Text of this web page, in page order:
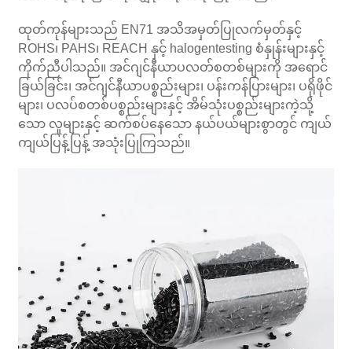
ထုတ်ကုန်များသည် EN71 အသိအမှတ်ပြုလက်မှတ်နှင့်
ROHS၊ PAHS၊ REACH နှင့် halogentesting စံနှုန်းများနှင့်
ကိုက်ညီပါသည်။ အင်ဂျင်နီယာပလတ်စတစ်များကို အရောင်
ခြယ်ခြင်း၊ အင်ဂျင်နီယာပစ္စည်းများ၊ ပန်းကန်ပြားများ၊ ပရိုဖိုင်
များ၊ ပလပ်စတစ်ပစ္စည်းများနှင့် အိမ်သုံးပစ္စည်းများကဲ့သို့
သော လူများနှင့် ဆက်စပ်နေသော နယ်ပယ်များစွာတွင် ကျယ်
ကျယ်ပြန့်ပြန့် အသုံးပြုကြသည်။